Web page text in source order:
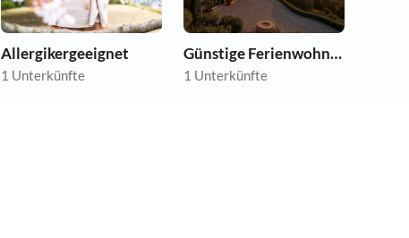
Allergikergeeignet
1 Unterkünfte
Günstige Ferienwohnungen
1 Unterkünfte